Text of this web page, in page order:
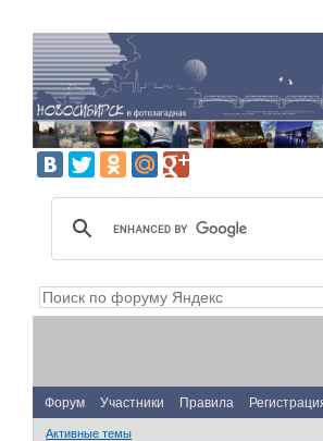
Форум Участники Правила
Активные темы